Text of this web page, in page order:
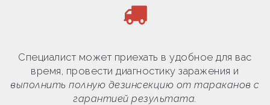
Специалист может приехать в удобное для вас
время, провести диагностику заражения и
выполнить полную дезинсекцию от тараканов с
гарантией результата.